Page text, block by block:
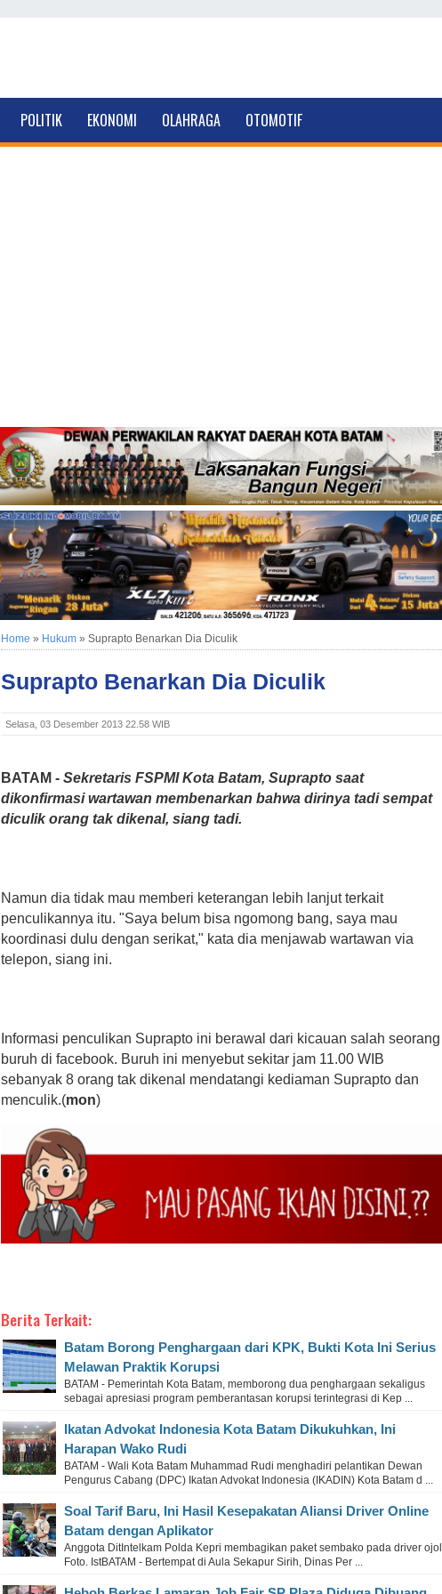
POLITIK EKONOMI OLAHRAGA OTOMOTIF
Home » Hukum » Suprapto Benarkan Dia Diculik
Suprapto Benarkan Dia Diculik
Selasa, 03 Desember 2013 22.58 WIB
BATAM - Sekretaris FSPMI Kota Batam, Suprapto saat
dikonfirmasi wartawan membenarkan bahwa dirinya tadi sempat
diculik orang tak dikenal, siang tadi.
Namun dia tidak mau memberi keterangan lebih lanjut terkait
penculikannya itu. "Saya belum bisa ngomong bang, saya mau
koordinasi dulu dengan serikat," kata dia menjawab wartawan via
telepon, siang ini.
Informasi penculikan Suprapto ini berawal dari kicauan salah seorang
buruh di facebook. Buruh ini menyebut sekitar jam 11.00 WIB
sebanyak 8 orang tak dikenal mendatangi kediaman Suprapto dan
menculik.(mon)
Berita Terkait:
Batam Borong Penghargaan dari KPK, Bukti Kota Ini Serius
Melawan Praktik Korupsi
BATAM - Pemerintah Kota Batam, memborong dua penghargaan sekaligus
sebagai apresiasi program pemberantasan korupsi terintegrasi di Kep ...
Ikatan Advokat Indonesia Kota Batam Dikukuhkan, Ini
Harapan Wako Rudi
BATAM - Wali Kota Batam Muhammad Rudi menghadiri pelantikan Dewan
Pengurus Cabang (DPC) Ikatan Advokat Indonesia (IKADIN) Kota Batam d ...
Soal Tarif Baru, Ini Hasil Kesepakatan Aliansi Driver Online
Batam dengan Aplikator
Anggota DitIntelkam Polda Kepri membagikan paket sembako pada driver ojol.
Foto. IstBATAM - Bertempat di Aula Sekapur Sirih, Dinas Per ...